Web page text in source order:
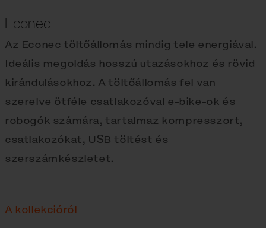
Econec
Az Econec töltőállomás mindig tele energiával.
Ideális megoldás hosszú utazásokhoz és rövid
kirándulásokhoz. A töltőállomás fel van
szerelve ötféle csatlakozóval e‑bike-ok és
robogók számára, tartalmaz kompresszort,
csatlakozókat, USB töltést és
szerszámkészletet.
A kollekcióról